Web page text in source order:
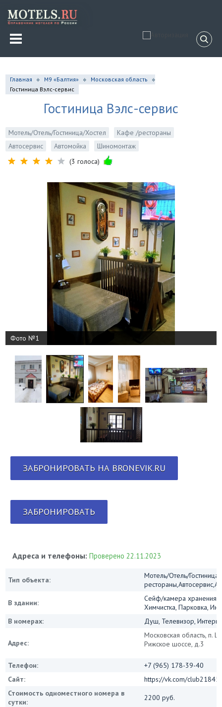
Главная М9 «Балтия»
Московская область
Гостиница Вэлс-сервис
Гостиница Вэлс-сервис
Мотель/Отель/Гостиница/Хостел
Кафе /рестораны
Автосервис
Автомойка
Шиномонтаж
(3 голоса)
Фото №1
ЗАБРОНИРОВАТЬ НА BRONEVIK.RU
ЗАБРОНИРОВАТЬ
Адреса и телефоны:Проверено 22.11.2023
Тип объекта:
Мотель/Отель/
В здании:
Сейф/камера хранения,
Химчистка, Парковка,
В номерах:
Душ, Телевизор,
Адрес:
Московская область, п.
Рижское шоссе, д.3
Телефон:
+7 (965) 178-39-40
Сайт:
https://vk.com/
Стоимость одноместного номера в
сутки:
2200 руб.